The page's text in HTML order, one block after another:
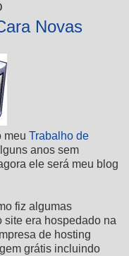
Novas
meu Trabalho de
anos sem
ele será meu blog
fiz algumas
site era hospedado na
de hosting
grátis incluindo